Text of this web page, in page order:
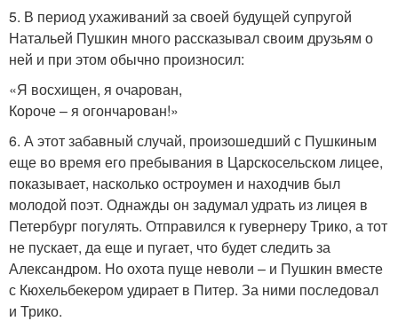
5. В период ухаживаний за своей будущей супругой
Натальей Пушкин много рассказывал своим друзьям о
ней и при этом обычно произносил:
«Я восхищен, я очарован,
Короче – я огончарован!»
6. А этот забавный случай, произошедший с Пушкиным
еще во время его пребывания в Царскосельском лицее,
показывает, насколько остроумен и находчив был
молодой поэт. Однажды он задумал удрать из лицея в
Петербург погулять. Отправился к гувернеру Трико, а тот
не пускает, да еще и пугает, что будет следить за
Александром. Но охота пуще неволи – и Пушкин вместе
с Кюхельбекером удирает в Питер. За ними последовал
и Трико.